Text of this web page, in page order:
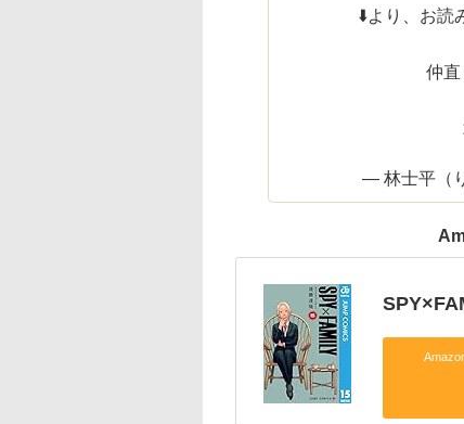
⬇️より、お読
仲
— 林士平（